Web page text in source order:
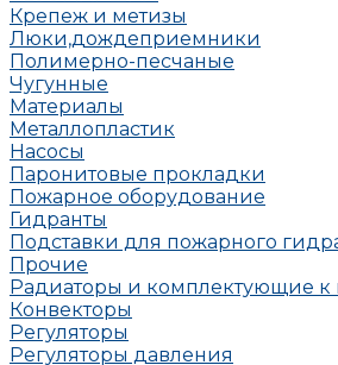
Крепеж и метизы
Люки,дождеприемники
Полимерно-песчаные
Чугунные
Материалы
Металлопластик
Насосы
Паронитовые прокладки
Пожарное оборудование
Гидранты
Подставки для пожарного
Прочие
Радиаторы и комплектующие к
Конвекторы
Регуляторы
Регуляторы давления